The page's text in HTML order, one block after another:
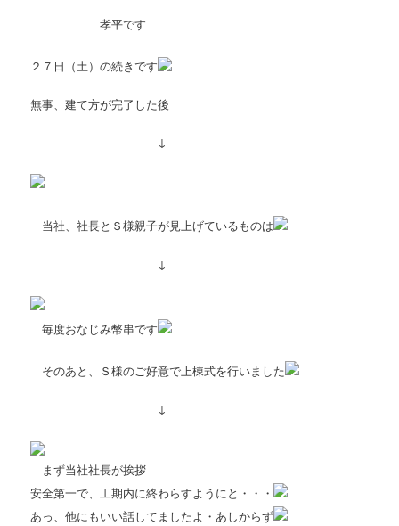
孝平です
２７日（土）の続きです
無事、建て方が完了した後
↓
当社、社長とＳ様親子が見上げているものは
↓
毎度おなじみ幣串です
そのあと、Ｓ様のご好意で上棟式を行いました
↓
まず当社社長が挨拶
安全第一で、工期内に終わらすようにと・・・
あっ、他にもいい話してましたよ・あしからず